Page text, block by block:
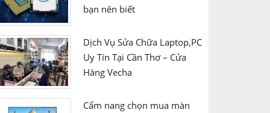
bạn nên biết
Dịch Vụ Sửa Chữa Laptop,PC
Uy Tín Tại Cần Thơ – Cửa
Hàng Vecha
Cẩm nang chọn mua màn